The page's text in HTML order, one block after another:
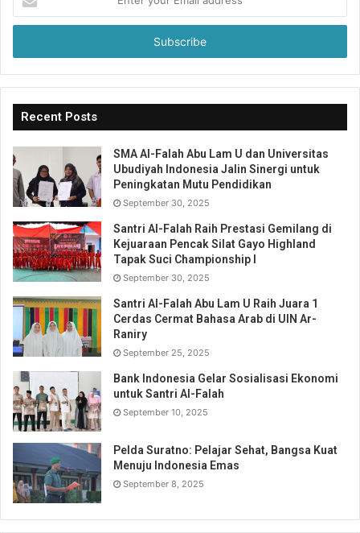
your
Email
Recent Posts
SMA Al-Falah Abu Lam U dan Universitas
Ubudiyah Indonesia Jalin Sinergi untuk
Peningkatan Mutu Pendidikan
September 30, 2025
Santri Al-Falah Raih Prestasi Gemilang di
Kejuaraan Pencak Silat Gayo Highland
Tapak Suci Championship I
September 30, 2025
Santri Al-Falah Abu Lam U Raih Juara 1
Cerdas Cermat Bahasa Arab di UIN Ar-
Raniry
September 25, 2025
Bank Indonesia Gelar Sosialisasi Ekonomi
untuk Santri Al-Falah
September 10, 2025
Pelda Suratno: Pelajar Sehat, Bangsa Kuat
Menuju Indonesia Emas
September 8, 2025